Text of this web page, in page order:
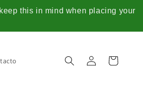
this in mind when placing your
sessão
Carrinho